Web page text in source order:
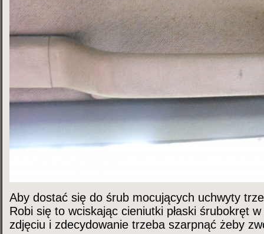
Aby dostać się do śrub mocujących uchwyty
Robi się to wciskając cieniutki płaski śrubokręt
zdjęciu i zdecydowanie trzeba szarpnąć żeby